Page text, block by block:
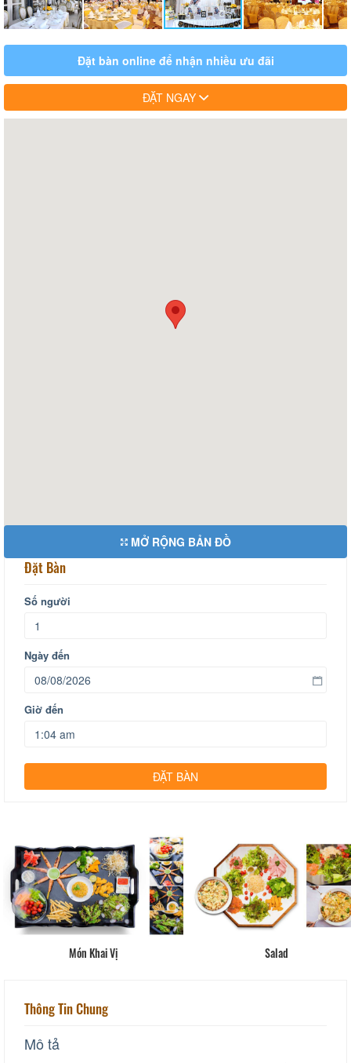
Đặt bàn online để nhận nhiều ưu đãi
ĐẶT NGAY
MỞ RỘNG BẢN ĐỒ
Đặt Bàn
Số người
Ngày đến
Giờ đến
Món Khai Vị Salad
Thông Tin Chung
Mô tả